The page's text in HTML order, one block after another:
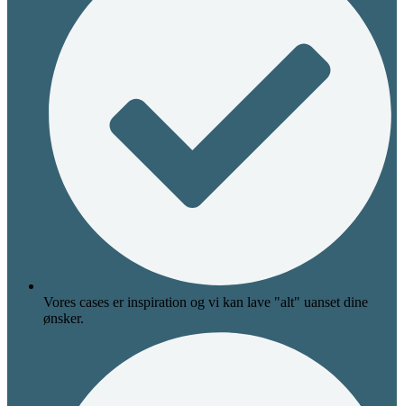
Vores cases er inspiration og vi kan lave "alt" uanset dine
ønsker.